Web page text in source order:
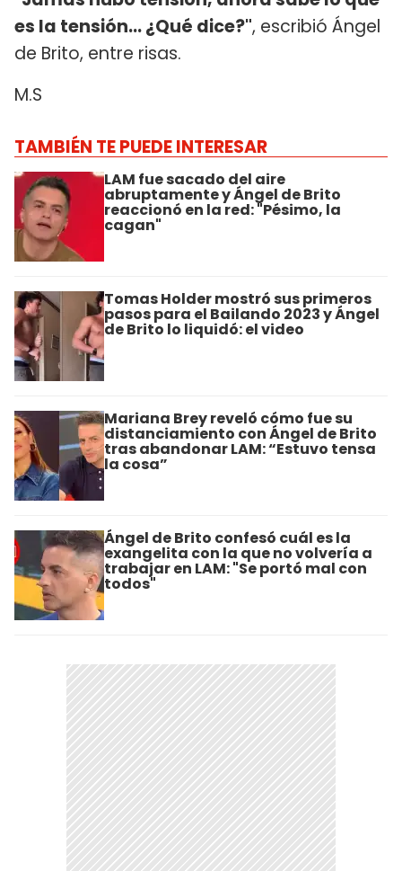
es la tensión... ¿Qué dice?", escribió Ángel
de Brito, entre risas.
M.S
TAMBIÉN TE PUEDE INTERESAR
LAM fue sacado del aire
abruptamente y Ángel de Brito
reaccionó en la red: "Pésimo, la
cagan"
Tomas Holder mostró sus primeros
pasos para el Bailando 2023 y Ángel
de Brito lo liquidó: el video
Mariana Brey reveló cómo fue su
distanciamiento con Ángel de Brito
tras abandonar LAM: “Estuvo tensa
la cosa”
Ángel de Brito confesó cuál es la
exangelita con la que no volvería a
trabajar en LAM: "Se portó mal con
todos"